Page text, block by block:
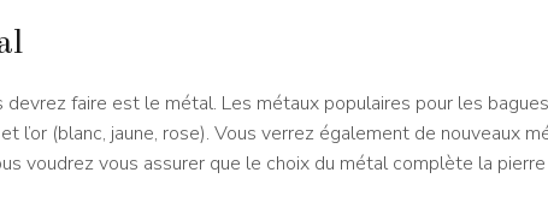
devrez faire est le métal. Les métaux populaires pour les bagues
l’or (blanc, jaune, rose). Vous verrez également de nouveaux
voudrez vous assurer que le choix du métal complète la